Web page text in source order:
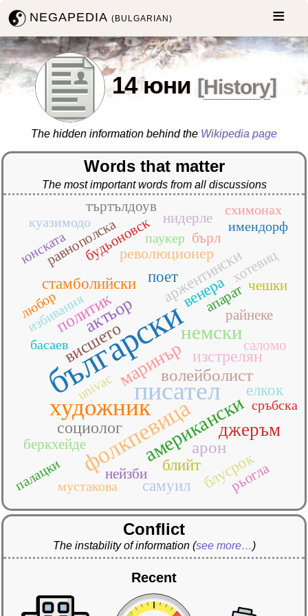
NEGAPEDIA(BULGARIAN)
14 юни [History]
The hidden information behind the Wikipedia page
Words that matter
The most important words from all discussions
български
писател
художник
фолкпевицаамерикански
немски
джеръм
маринър
актьор
арон
висшето
волейболист
политик
изстрелян
социолог
аржентински
блийтблусрок
венера
елкок
поет
самуил
стамболийски
революционер
апарат
беркхейде
будьоновск бърл
нейзби
нидерле
равнополска
райнеке
рьогла
саломо
търтълдоув
хотевиц
чешки
univac
басаев
избивания
имендорф
куазимодо
любор
мустакова
палацки
паукер
сръбска
схимонах
юнската
Conflict
The instability of information (see more…)
Recent